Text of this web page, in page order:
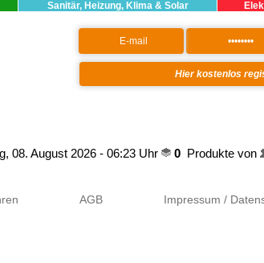
Sanitär, Heizung, Klima & Solar
08. August 2026 - 06:23 Uhr 0 Produkte von
AGB Impressum /